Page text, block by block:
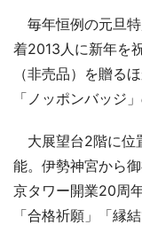
毎年恒例の元旦
着2013人に新年を
（非売品）を贈る
「ノッポンバッジ
大展望台2階に位
能。伊勢神宮から
京タワー開業20周
「合格祈願」「縁